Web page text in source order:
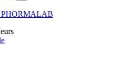
PHORMALAB